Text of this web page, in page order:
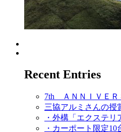
Recent Entries
7th ＡＮＮＩＶＥＲ
三協アルミさんの授
・外構「エクステ
・カーポート限定